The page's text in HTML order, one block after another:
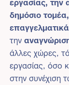
δημόσιο
την
άλλες χώρες,
εργασίας, όσο
στην συνέχιση